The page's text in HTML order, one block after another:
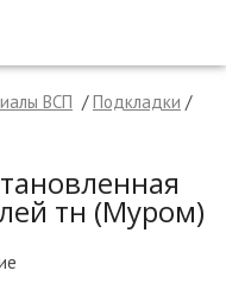
ВСП /Подкладки /
тн (Муром)